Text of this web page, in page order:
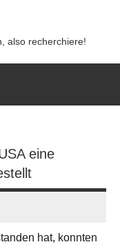
also recherchiere!
eine
hat, konnten